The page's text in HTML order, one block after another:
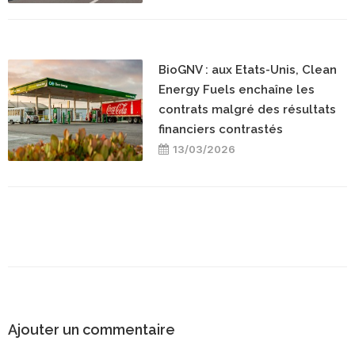
BioGNV : aux Etats-Unis, Clean
Energy Fuels enchaîne les
contrats malgré des résultats
financiers contrastés
13/03/2026
Ajouter un commentaire